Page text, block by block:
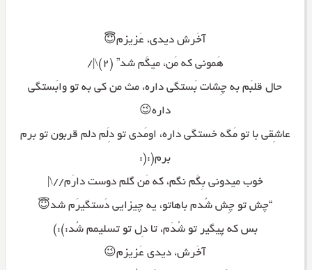
آخَرش دیدی، عَزیزم😇
هَمونی که مَن، میگَم شد” (۲)\|/
حال قلبَم به چِشات بَستگی داره، مث من کی به تو وابَستگی
داره😉
عاشِقی با تو مَگه خستگی داره، اومَدی تو دِلَم دلم قربون تو برم
برم(:(:
خوب میدونی بِگَم نگم، که مَن گلم دوست دارَم//\|
“چش تو چِش شُدم باهاتو، یه چیزایی دَستگیرَم شد😇
بس که پیگیر تو شُدَم، تا دِل تو تسلیمم شُد:):)
آخَرش، دیدی عَزیزم😉